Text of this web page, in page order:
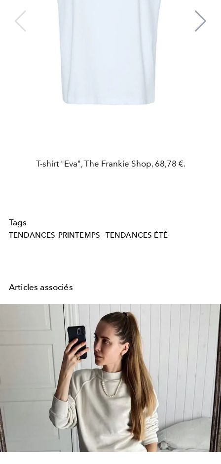
T-shirt "Eva", The Frankie Shop, 68,78 €.
Tags
TENDANCES-PRINTEMPS TENDANCES ÉTÉ
Articles associés